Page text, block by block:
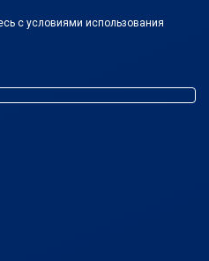
с условиями использования